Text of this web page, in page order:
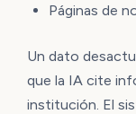
Páginas de
Un dato
que la IA cite
institución. El